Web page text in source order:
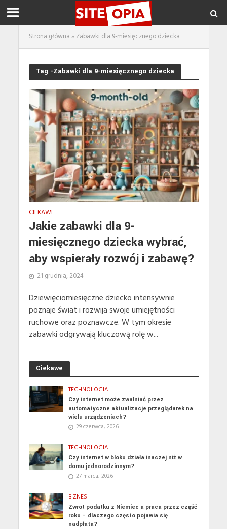
Strona główna » Zabawki dla 9-miesięcznego dziecka
Tag -Zabawki dla 9-miesięcznego dziecka
CIEKAWE
Jakie zabawki dla 9-
miesięcznego dziecka wybrać,
aby wspierały rozwój i zabawę?
21 grudnia, 2024
Dziewięciomiesięczne dziecko intensywnie
poznaje świat i rozwija swoje umiejętności
ruchowe oraz poznawcze. W tym okresie
zabawki odgrywają kluczową rolę w...
Ciekawe
TECHNOLOGIA
Czy internet może zwalniać przez
automatyczne aktualizacje przeglądarek na
wielu urządzeniach?
29 czerwca, 2026
TECHNOLOGIA
Czy internet w bloku działa inaczej niż w
domu jednorodzinnym?
27 marca, 2026
BIZNES
Zwrot podatku z Niemiec a praca przez część
roku – dlaczego często pojawia się
nadpłata?